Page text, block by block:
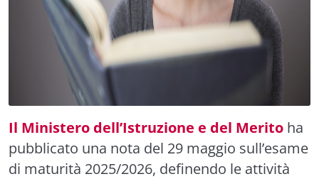
Il Ministero dell’Istruzione e del Merito ha
pubblicato una nota del 29 maggio sull’esame
di maturità 2025/2026, definendo le attività